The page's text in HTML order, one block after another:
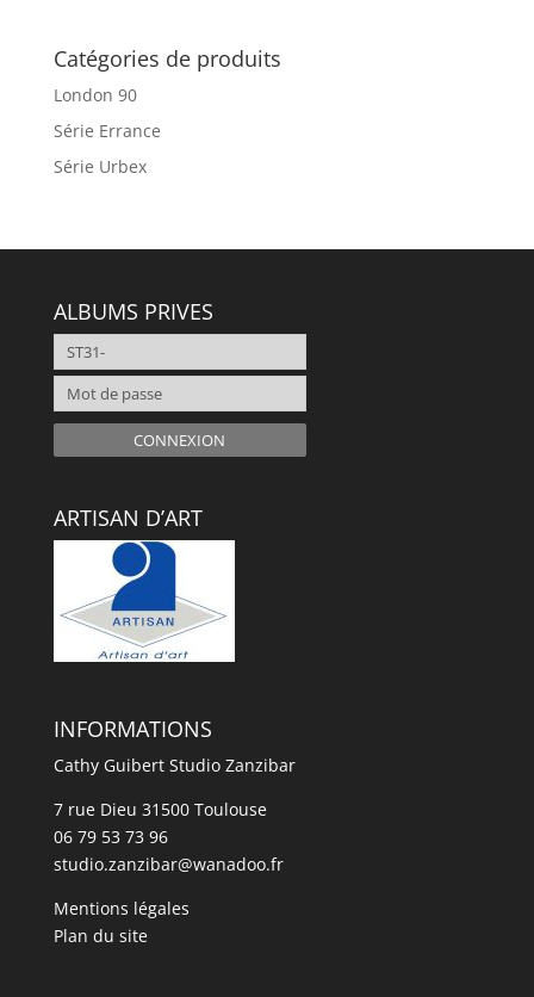
35,00€
à
Catégories de produits
London 90
Série Errance
Série Urbex
ALBUMS PRIVES
CONNEXION
ARTISAN D’ART
INFORMATIONS
Cathy Guibert Studio Zanzibar
7 rue Dieu 31500 Toulouse
06 79 53 73 96
studio.zanzibar@wanadoo.fr
Mentions légales
Plan du site